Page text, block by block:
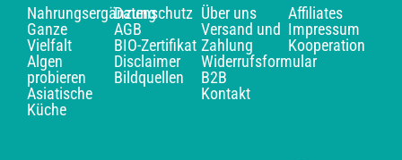
Nahrungsergänzung
Ganze
Vielfalt
Algen
probieren
Asiatische
Küche
Datenschutz
AGB
BIO-Zertifikat
Disclaimer
Bildquellen
Über uns
Versand und
Zahlung
Widerrufsformular
B2B
Kontakt
Affiliates
Impressum
Kooperation